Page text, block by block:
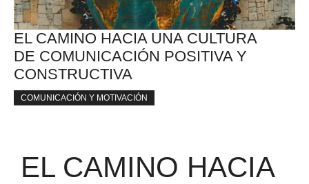
EL CAMINO HACIA UNA CULTURA
DE COMUNICACIÓN POSITIVA Y
CONSTRUCTIVA
COMUNICACIÓN Y MOTIVACIÓN
EL CAMINO HACIA